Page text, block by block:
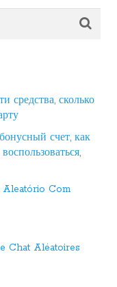
средства, сколько
счет, как
Aleatório Com
Chat Aléatoires